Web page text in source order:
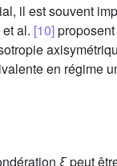
il est souvent
al. [10]
en régime
ξpeut